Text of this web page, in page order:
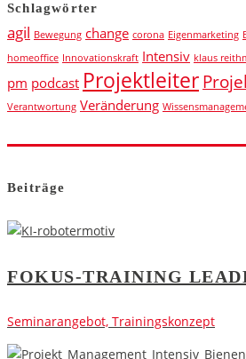
Schlagwörter
agil Bewegung change corona Eigenmarketing
homeoffice Innovationskraft Intensiv klaus
pm podcast Projektleiter
Verantwortung Veränderung
Beiträge
FOKUS-TRAINING
Seminarangebot, Trainingskonzept